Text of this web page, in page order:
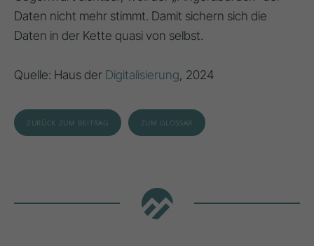
Daten nicht mehr stimmt. Damit sichern sich die
Daten in der Kette quasi von selbst.
Quelle: Haus der Digitalisierung, 2024
ZURÜCK ZUM BEITRAG ZUM GLOSSAR